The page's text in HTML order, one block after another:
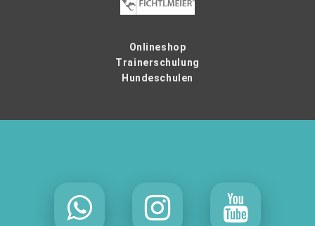
Onlineshop
Trainerschulung
Hundeschulen